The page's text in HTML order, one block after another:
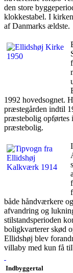
den store
klokkestabel. I
af Danmarks ældste.
1992 hovedsognet.
præstegården indtil
præstebolig opførtes
præstebolig.
både håndværkere
afvandring og
stilstandsperioden
boligkvarterer skød
Ellidshøj blev
villaby med kun få
Indbyggertal